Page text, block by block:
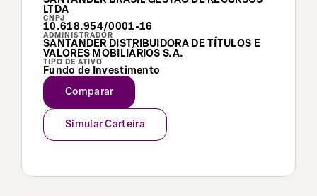
LTDA
CNPJ
10.618.954/0001-16
ADMINISTRADOR
SANTANDER DISTRIBUIDORA DE TÍTULOS E
VALORES MOBILIÁRIOS S.A.
TIPO DE ATIVO
Fundo de Investimento
Comparar
Simular Carteira